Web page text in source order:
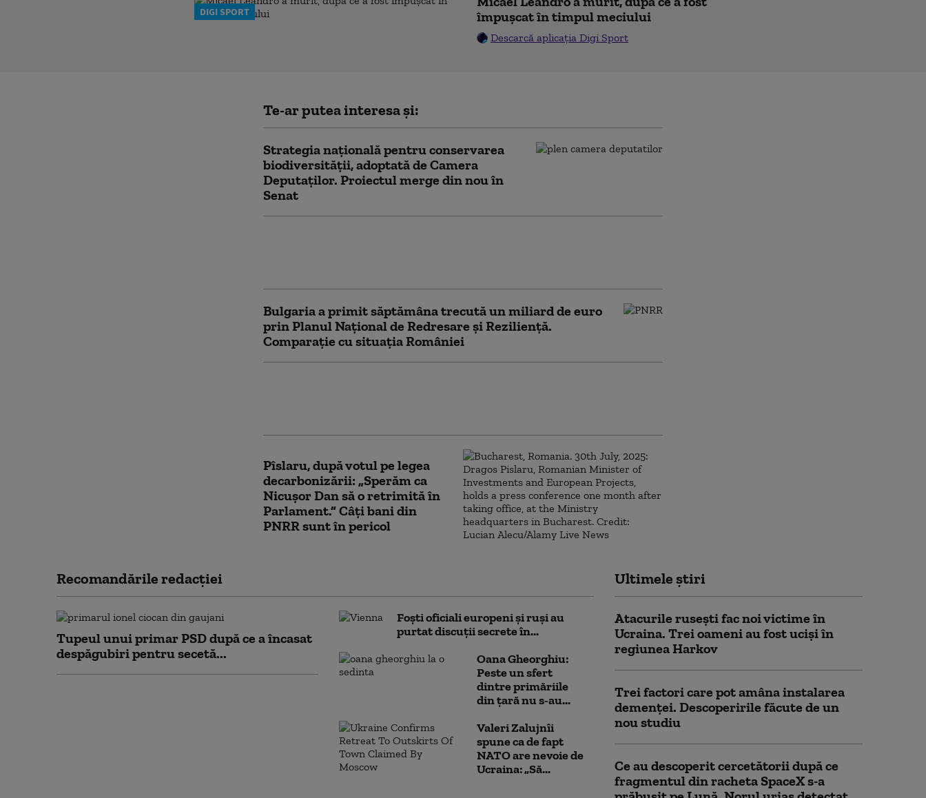
DIGI SPORT
împușcat în timpul meciului
Descarcă aplicația Digi Sport
Te-ar putea interesa și:
Strategia naţională pentru conservarea
biodiversităţii, adoptată de Camera
Deputaților. Proiectul merge din nou în
Senat
Bulgaria a primit săptămâna trecută un miliard de euro
prin Planul Naţional de Redresare şi Rezilienţă.
Comparație cu situația României
Pîslaru, după votul pe legea
decarbonizării: „Sperăm ca
Nicușor Dan să o retrimită în
Parlament.” Câți bani din
PNRR sunt în pericol
Recomandările redacţiei
Tupeul unui primar PSD după ce a încasat
despăgubiri pentru secetă...
Foști oficiali europeni și ruși au
purtat discuții secrete în...
Oana Gheorghiu:
Peste un sfert
dintre primăriile
din țară nu s-au...
Valeri Zalujnîi
spune ca de fapt
NATO are nevoie de
Ucraina: „Să...
Ultimele știri
Atacurile rusești fac noi victime în
Ucraina. Trei oameni au fost uciși în
regiunea Harkov
Trei factori care pot amâna instalarea
demenţei. Descoperirile făcute de un
nou studiu
Ce au descoperit cercetătorii după ce
fragmentul din racheta SpaceX s-a